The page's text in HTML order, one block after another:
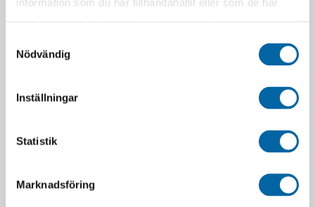
Nödvändig
Inställningar
Statistik
Marknadsföring
04063-21) (6689426)
LÄGG I VARUKORG
CHAIN TENSION BOLT
ASSY (6687067)
LÄGG I VARUKORG